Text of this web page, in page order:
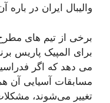
والیبال ایران در
برخی از تیم های مطرح
برای المپیک پاریس
می دهد که اگر
مسابقات آسیایی آن
تغییر می‌شوند،